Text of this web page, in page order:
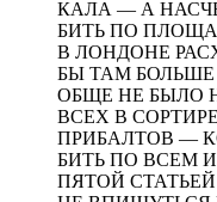
КАЛА — А
БИТЬ ПО
В ЛОНДОНЕ
БЫ ТАМ
ОБЩЕ НЕ БЫЛО
ВСЕХ В
ПРИБАЛТОВ —
БИТЬ ПО ВСЕМ
ПЯТОЙ